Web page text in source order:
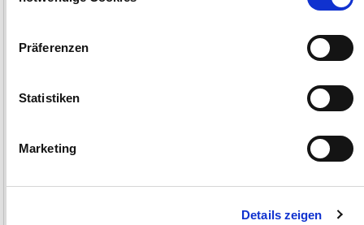
Präferenzen
Statistiken
Marketing
Details zeigen